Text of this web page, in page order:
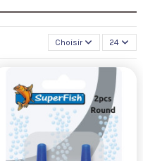
Choisir 24